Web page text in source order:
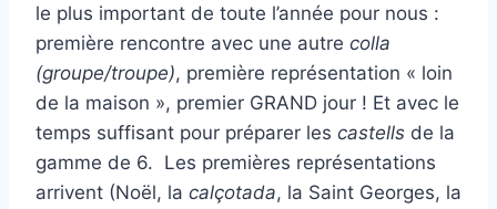
le plus important de toute l’année pour nous :
première rencontre avec une autre colla
(groupe/troupe), première représentation « loin
de la maison », premier GRAND jour ! Et avec le
temps suffisant pour préparer les castells de la
gamme de 6. Les premières représentations
arrivent (Noël, la calçotada, la Saint Georges, la